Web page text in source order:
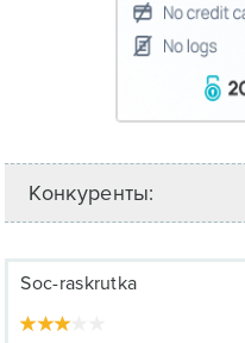
Конкуренты:
Soc-raskrutka